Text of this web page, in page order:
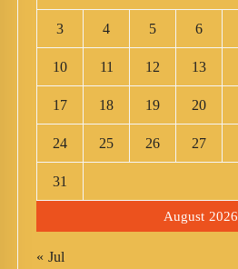
August 2026
3 4 5 6
10 11 12 13
17 18 19 20
24 25 26 27
31
« Jul